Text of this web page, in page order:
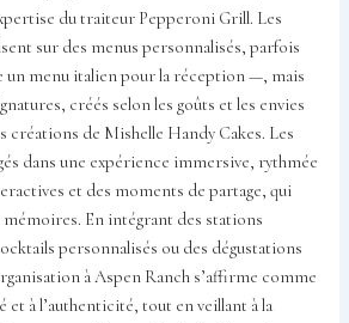
du traiteur Pepperoni Grill. Les
sur des menus personnalisés, parfois
menu italien pour la réception —, mais
créés selon les goûts et les envies
créations de Mishelle Handy Cakes. Les
dans une expérience immersive, rythmée
et des moments de partage, qui
mémoires. En intégrant des stations
personnalisés ou des dégustations
à Aspen Ranch s’affirme comme
et à l’authenticité, tout en veillant à la